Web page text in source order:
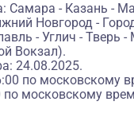
Самара - Казань -
Новгород -
- Углич - Тверь -
Вокзал).
24.08.2025.
по московскому
московскому